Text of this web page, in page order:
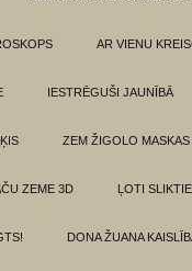
AR VIENU
IESTRĒGUŠI JAUNĪBĀ
ZEM ŽIGOLO MASKAS
ZEME 3D ĻOTI
DONA ŽUANA